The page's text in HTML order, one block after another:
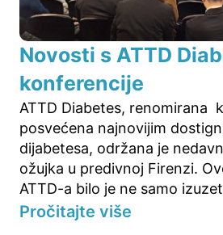
Novosti s ATTD
konferencije
ATTD Diabetes, renomirana
posvećena najnovijim
dijabetesa, održana je
ožujka u predivnoj Firenzi.
ATTD-a bilo je ne samo
Pročitajte više